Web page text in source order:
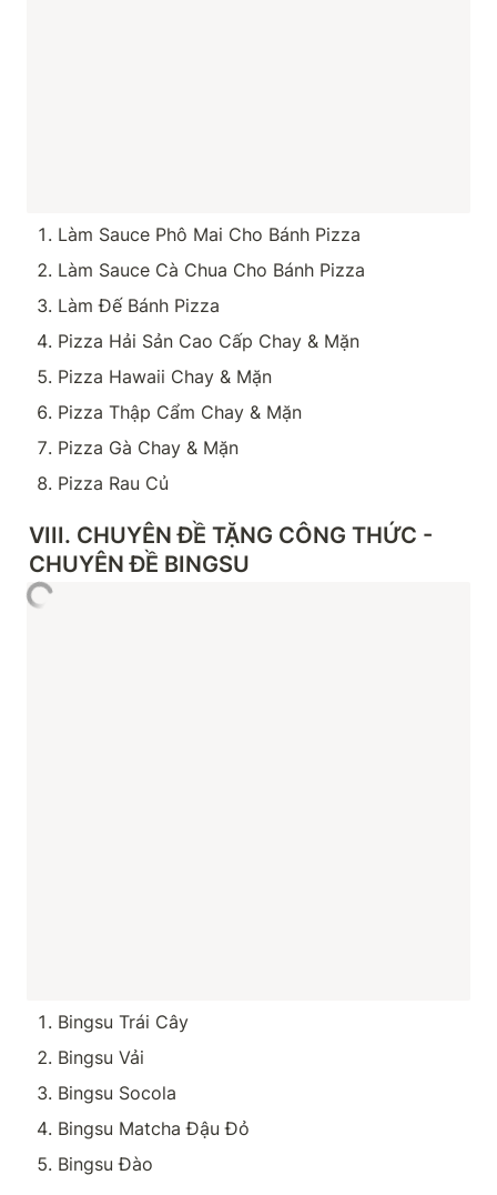
Làm Sauce Phô Mai Cho Bánh Pizza
Làm Sauce Cà Chua Cho Bánh Pizza
Làm Đế Bánh Pizza
Pizza Hải Sản Cao Cấp Chay & Mặn
Pizza Hawaii Chay & Mặn
Pizza Thập Cẩm Chay & Mặn
Pizza Gà Chay & Mặn
Pizza Rau Củ
VIII. CHUYÊN ĐỀ TẶNG CÔNG THỨC -
CHUYÊN ĐỀ BINGSU
Bingsu Trái Cây
Bingsu Vải
Bingsu Socola
Bingsu Matcha Đậu Đỏ
Bingsu Đào